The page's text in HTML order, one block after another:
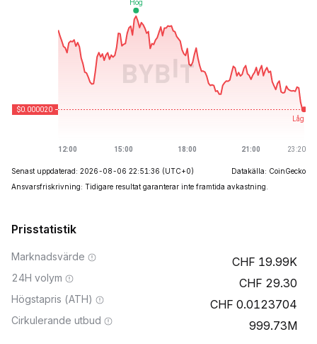
Senast uppdaterad: 2026-08-06 22:51:36 (UTC+0)
Datakälla: CoinGecko
Ansvarsfriskrivning: Tidigare resultat garanterar inte framtida avkastning.
Prisstatistik
Marknadsvärde 19.99K
24H volym 29.30
Högstapris (ATH) 0.0123704
Cirkulerande utbud 999.73M